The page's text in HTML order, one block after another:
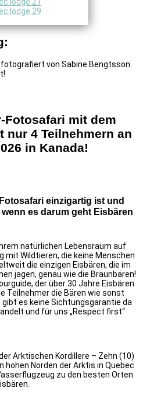
fotografiert von Sabine Bengtsson
Fotosafari mit dem
nur 4 Teilnehmern an
in Kanada!
einzigartig ist und
es darum geht Eisbären
natürlichen Lebensraum auf
mit Wildtieren, die keine Menschen
die einzigen Eisbären, die im
jagen, genau wie die Braunbären!
der über 30 Jahre Eisbären
Teilnehmer die Bären wie sonst
es keine Sichtungsgarantie da
und für uns „Respect first“
Arktischen Kordillere – Zehn (10)
hohen Norden der Arktis in Quebec
zu den besten Orten